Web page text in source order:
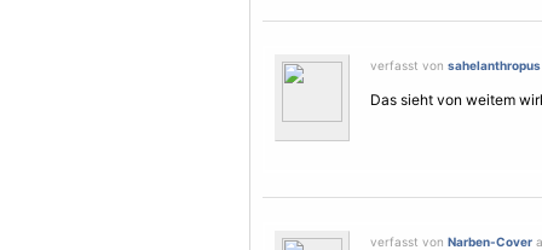
verfasst von sahelanthropus
Das sieht von weitem
verfasst von Narben-Cover